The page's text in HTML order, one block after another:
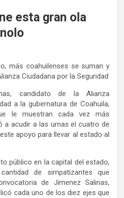
esta gran ola
más coahuilenses se suman y
Ciudadana por la Seguridad
candidato de la Alianza
a la gubernatura de Coahuila,
le muestran cada vez más
a acudir a las urnas el cuatro de
apoyo para llevar al estado al
público en la capital del estado,
de simpatizantes que
de Jimenez Salinas,
cada uno de los diez ejes que